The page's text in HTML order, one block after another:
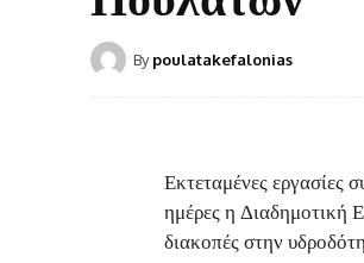
By poulatakefalonias
Εκτεταμένες εργασίες
ημέρες η Διαδημοτική
διακοπές στην